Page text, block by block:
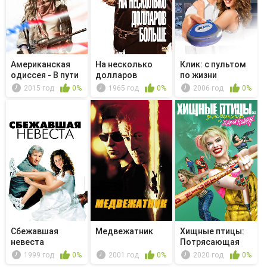
Американская
одиссея - В пути
2015 год 0%
На несколько
долларов
больше
1965 год 0%
Клик: с пультом
по жизни
2006 год 0%
Сбежавшая
невеста
1999 год 0%
Медвежатник
2001 год 0%
Хищные птицы:
Потрясающая
история Хар...
2020 год 0%